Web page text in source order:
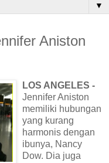
▼
Aniston
LOS ANGELES -
Jennifer Aniston
memiliki hubungan
yang kurang
harmonis dengan
ibunya, Nancy
Dow. Dia juga